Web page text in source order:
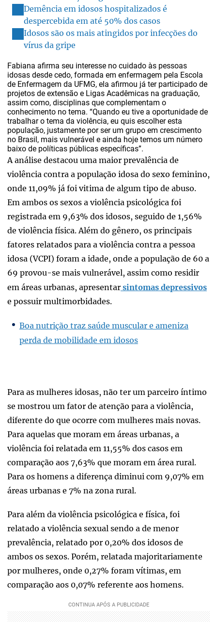
Demência em idosos hospitalizados é
despercebida em até 50% dos casos
Idosos são os mais atingidos por infecções do
vírus da gripe
Fabiana afirma seu interesse no cuidado às pessoas
idosas desde cedo, formada em enfermagem pela Escola
de Enfermagem da UFMG, ela afirmou já ter participado de
projetos de extensão e Ligas Acadêmicas na graduação,
assim como, disciplinas que complementam o
conhecimento no tema. “Quando eu tive a oportunidade de
trabalhar o tema da violência, eu quis escolher esta
população, justamente por ser um grupo em crescimento
no Brasil, mais vulnerável e ainda hoje temos um número
baixo de políticas públicas específicas”.
A análise destacou uma maior prevalência de
violência contra a população idosa do sexo feminino,
onde 11,09% já foi vitima de algum tipo de abuso.
Em ambos os sexos a violência psicológica foi
registrada em 9,63% dos idosos, seguido de 1,56%
de violência física. Além do gênero, os principais
fatores relatados para a violência contra a pessoa
idosa (VCPI) foram a idade, onde a população de 60 a
69 provou-se mais vulnerável, assim como residir
em áreas urbanas, apresentar sintomas depressivos
e possuir multimorbidades.
Boa nutrição traz saúde muscular e ameniza
perda de mobilidade em idosos
Para as mulheres idosas, não ter um parceiro íntimo
se mostrou um fator de atenção para a violência,
diferente do que ocorre com mulheres mais novas.
Para aquelas que moram em áreas urbanas, a
violência foi relatada em 11,55% dos casos em
comparação aos 7,63% que moram em área rural.
Para os homens a diferença diminui com 9,07% em
áreas urbanas e 7% na zona rural.
Para além da violência psicológica e física, foi
relatado a violência sexual sendo a de menor
prevalência, relatado por 0,20% dos idosos de
ambos os sexos. Porém, relatada majoritariamente
por mulheres, onde 0,27% foram vítimas, em
comparação aos 0,07% referente aos homens.